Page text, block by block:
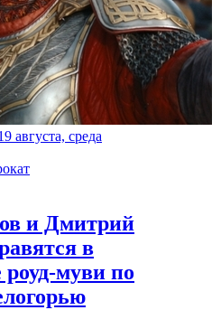
августа, среда
и Дмитрий
в
роуд-муви по